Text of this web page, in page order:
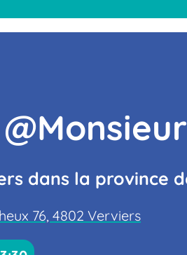
dans la province
76, 4802 Verviers